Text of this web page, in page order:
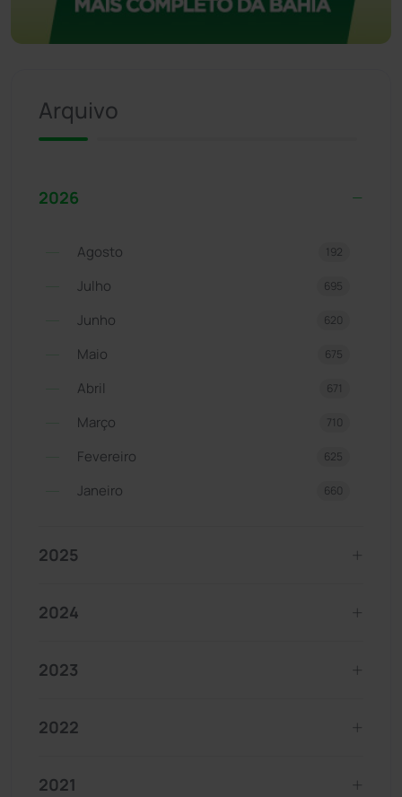
Arquivo
2026
Agosto 192
Julho 695
Junho 620
Maio 675
Abril 671
Março 710
Fevereiro 625
Janeiro 660
2025
2024
2023
2022
2021